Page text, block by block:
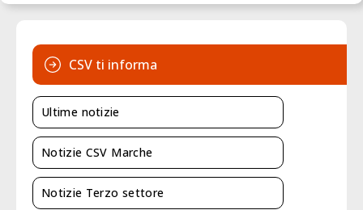
CSV ti informa
Ultime notizie
Notizie CSV Marche
Notizie Terzo settore